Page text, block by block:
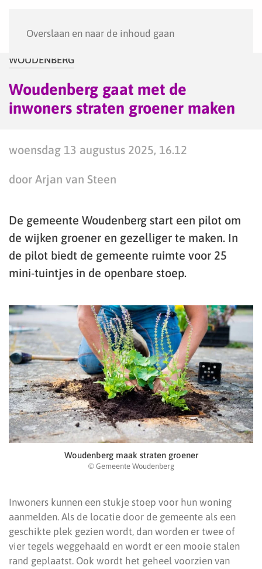
Overslaan en naar de inhoud gaan
WOUDENBERG
Woudenberg gaat met de
inwoners straten groener maken
woensdag 13 augustus 2025, 16.12
door Arjan van Steen
De gemeente Woudenberg start een pilot om
de wijken groener en gezelliger te maken. In
de pilot biedt de gemeente ruimte voor 25
mini-tuintjes in de openbare stoep.
Woudenberg maak straten groener
© Gemeente Woudenberg
Inwoners kunnen een stukje stoep voor hun woning
aanmelden. Als de locatie door de gemeente als een
geschikte plek gezien wordt, dan worden er twee of
vier tegels weggehaald en wordt er een mooie stalen
rand geplaatst. Ook wordt het geheel voorzien van